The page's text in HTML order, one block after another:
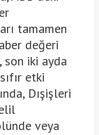
tamamen
değeri
son iki ayda
etki
Dışişleri
veya